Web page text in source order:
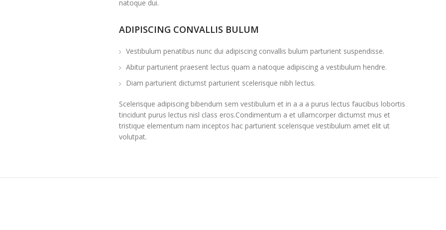
natoque dui.
ADIPISCING CONVALLIS BULUM
Vestibulum penatibus nunc dui adipiscing convallis bulum parturient suspendisse.
Abitur parturient praesent lectus quam a natoque adipiscing a vestibulum hendre.
Diam parturient dictumst parturient scelerisque nibh lectus.
Scelerisque adipiscing bibendum sem vestibulum et in a a a purus lectus faucibus lobortis
tincidunt purus lectus nisl class eros.Condimentum a et ullamcorper dictumst mus et
tristique elementum nam inceptos hac parturient scelerisque vestibulum amet elit ut
volutpat.